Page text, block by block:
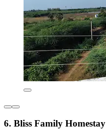
6. Bliss Family Homestay